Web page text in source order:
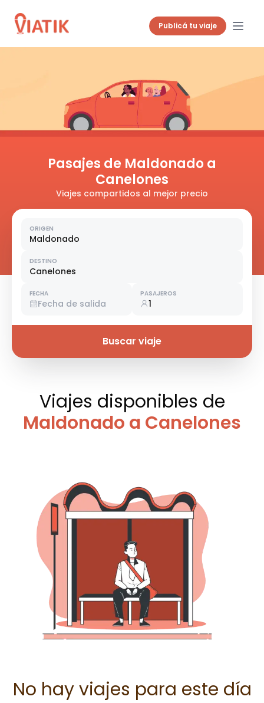
Publicá tu viaje
Pasajes de Maldonado a
Canelones
Viajes compartidos al mejor precio
ORIGEN
Maldonado
DESTINO
Canelones
FECHA
Fecha de salida
PASAJEROS
1
Buscar viaje
Viajes disponibles de
Maldonado a Canelones
No hay viajes para este día